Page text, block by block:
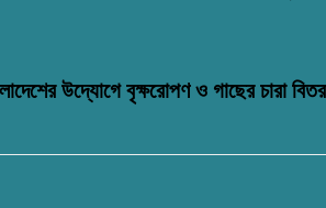
উদ্যোগে বৃক্ষরোপণ ও গাছের চারা